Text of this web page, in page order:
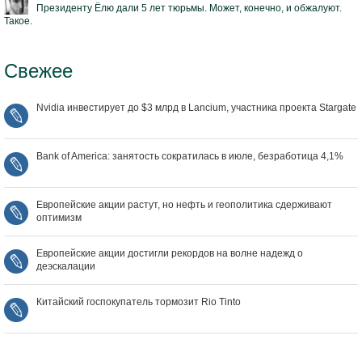
Президенту Ёлю дали 5 лет тюрьмы. Может, конечно, и обжалуют.
Такое.
Свежее
Nvidia инвестирует до $3 млрд в Lancium, участника проекта Stargate
Bank of America: занятость сократилась в июле, безработица 4,1%
Европейские акции растут, но нефть и геополитика сдерживают
оптимизм
Европейские акции достигли рекордов на волне надежд о
деэскалации
Китайский госпокупатель тормозит Rio Tinto